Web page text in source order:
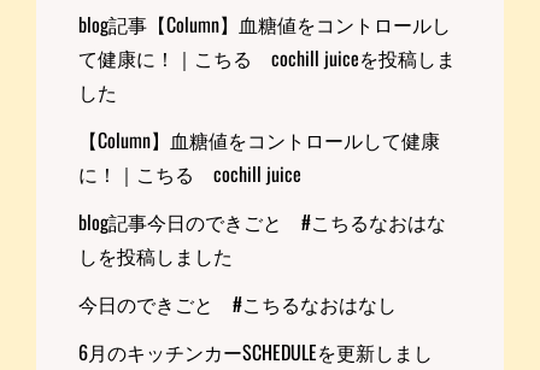
blog記事【Column】血糖値をコントロールし
て健康に！｜こちる cochill juiceを投稿しま
した
【Column】血糖値をコントロールして健康
に！｜こちる cochill juice
blog記事今日のできごと #こちるなおはな
しを投稿しました
今日のできごと #こちるなおはなし
6月のキッチンカーSCHEDULEを更新しまし